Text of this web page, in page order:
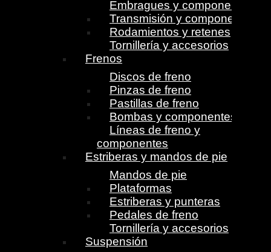
Embragues y componentes
Transmisión y componentes
Rodamientos y retenes
Tornillería y accesorios
Frenos
Discos de freno
Pinzas de freno
Pastillas de freno
Bombas y componentes
Líneas de freno y
componentes
Estriberas y mandos de pie
Mandos de pie
Plataformas
Estriberas y punteras
Pedales de freno
Tornillería y accesorios
Suspensión